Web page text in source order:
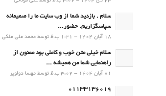
سلام . بازدید شما از وب سایت ما را صمیمانه
سپاسگزاریم. حضور...
18 آبان 1404 - 1:21 ب.ظ توسط محمد علی ملکی
سلام خیلی متن خوب و کاملی بود ممنون از
راهنمایی شما من همیشه ...
01 آبان 1404 - 3:02 ب.ظ توسط مهسا دولوپر
01133136019